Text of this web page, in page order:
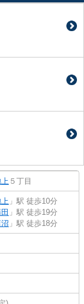
５丁目
」駅 徒歩10分
」駅 徒歩19分
」駅 徒歩18分